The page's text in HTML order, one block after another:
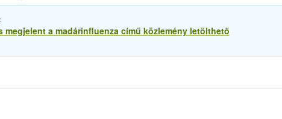
megjelent a madárinfluenza című közlemény letölthető